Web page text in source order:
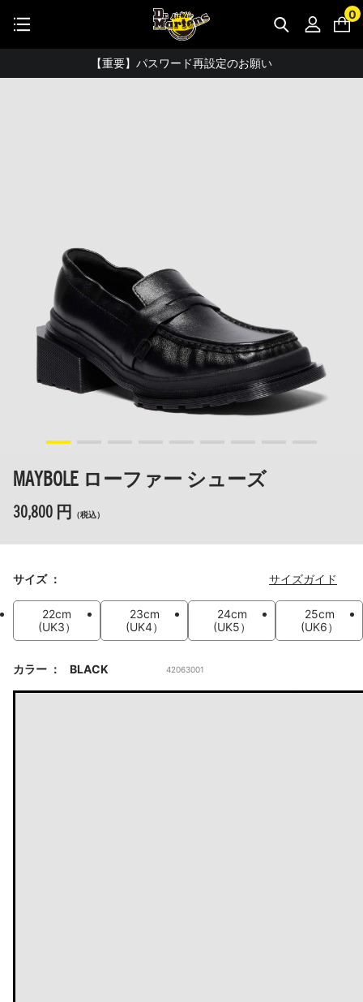
0
公式アプリで最大3,000円バック！
【重要】パスワード再設定のお願い
MAYBOLE ローファー シューズ
30,800 円 （税込）
サイズ サイズガイド
22cm
(UK3）
23cm
(UK4）
24cm
(UK5）
25cm
(UK6）
カラー BLACK 42063001